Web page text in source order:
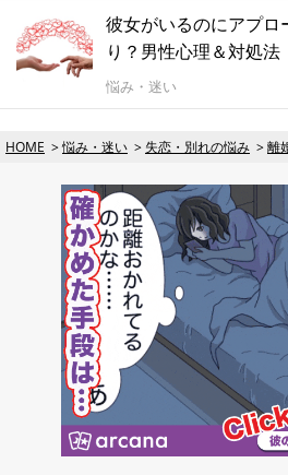
彼女がいるのにアプロ
り？男性心理＆対処法
悩み・迷い
HOME 悩み・迷い 失恋・別れの悩み 離